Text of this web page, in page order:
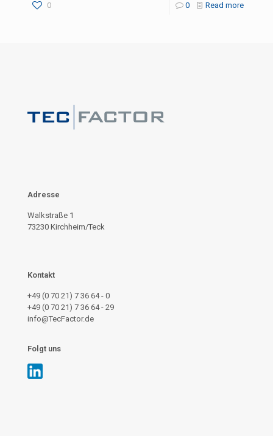
0 0 Read more
Adresse
Walkstraße 1
73230 Kirchheim/Teck
Kontakt
+49 (0 70 21) 7 36 64 - 0
+49 (0 70 21) 7 36 64 - 29
info@TecFactor.de
Folgt uns